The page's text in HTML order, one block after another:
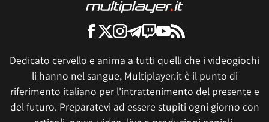
Dedicato cervello e anima a tutti quelli che i videogiochi
li hanno nel sangue, Multiplayer.it è il punto di
riferimento italiano per l'intrattenimento del presente e
del futuro. Preparatevi ad essere stupiti ogni giorno con